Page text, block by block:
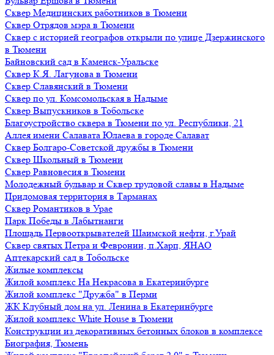
Сквер Медицинских работников в Тюмени
Сквер Отрядов мэра в Тюмени
Сквер с историей географов открыли по улице Дзержинского
в Тюмени
Байновский сад в Каменск-Уральске
Сквер К.Я. Лагунова в Тюмени
Сквер Славянский в Тюмени
Сквер по ул. Комсомольская в Надыме
Сквер Выпускников в Тобольске
Благоустройство сквера в Тюмени по ул. Республики, 21
Аллея имени Салавата Юлаева в городе Салават
Сквер Болгаро-Советской дружбы в Тюмени
Сквер Школьный в Тюмени
Сквер Равновесия в Тюмени
Молодежный бульвар и Сквер трудовой славы в Надыме
Придомовая территория в Тарманах
Сквер Романтиков в Урае
Парк Победы в Лабытнанги
Площадь Первооткрывателей Шаимской нефти, г.Урай
Сквер святых Петра и Февронии, п.Харп, ЯНАО
Аптекарский сад в Тобольске
Жилые комплексы
Жилой комплекс На Некрасова в Екатеринбурге
Жилой комплекс "Дружба" в Перми
ЖК Клубный дом на ул. Ленина в Екатеринбурге
Жилой комплекс White House в Тюмени
Конструкции из декоративных бетонных блоков в комплексе
Биография, Тюмень